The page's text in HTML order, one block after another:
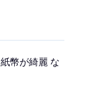
幣が綺麗 な